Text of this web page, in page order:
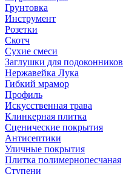
Грунтовка
Инструмент
Розетки
Скотч
Сухие смеси
Заглушки для подоконников
Нержавейка Лука
Гибкий мрамор
Профиль
Искусственная трава
Клинкерная плитка
Сценические покрытия
Антисептики
Уличные покрытия
Плитка полимернопесчаная
Ступени